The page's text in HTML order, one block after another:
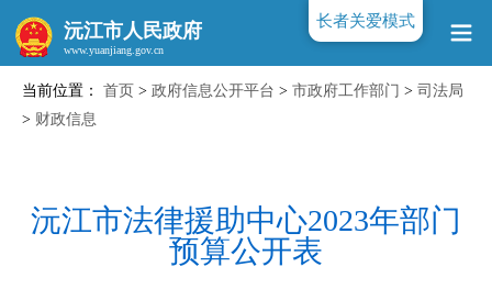
沅江市人民政府
当前位置： 首页 > 政府信息公开平台 > 市政府工作部门 > 司法局
> 财政信息
沅江市法律援助中心2023年部门
预算公开表
长者关爱模式